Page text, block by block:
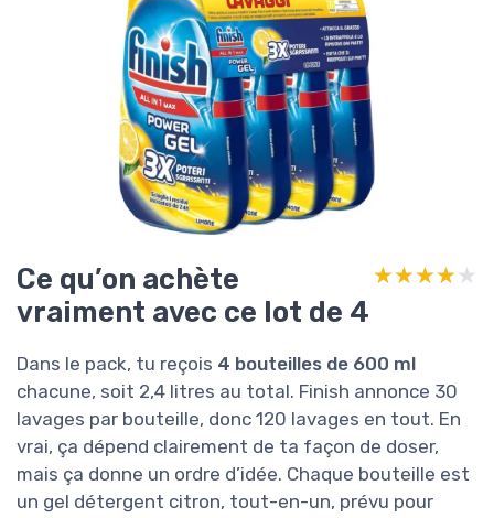
Ce qu’on achète
vraiment avec ce lot de 4
★★★★★
★★★★★
Dans le pack, tu reçois 4 bouteilles de 600 ml
chacune, soit 2,4 litres au total. Finish annonce 30
lavages par bouteille, donc 120 lavages en tout. En
vrai, ça dépend clairement de ta façon de doser,
mais ça donne un ordre d’idée. Chaque bouteille est
un gel détergent citron, tout-en-un, prévu pour